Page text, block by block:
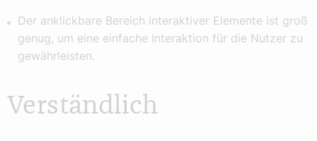
Der anklickbare Bereich interaktiver Elemente ist groß
genug, um eine einfache Interaktion für die Nutzer zu
gewährleisten.
Verständlich